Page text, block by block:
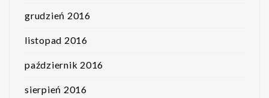
grudzień 2016
listopad 2016
październik 2016
sierpień 2016